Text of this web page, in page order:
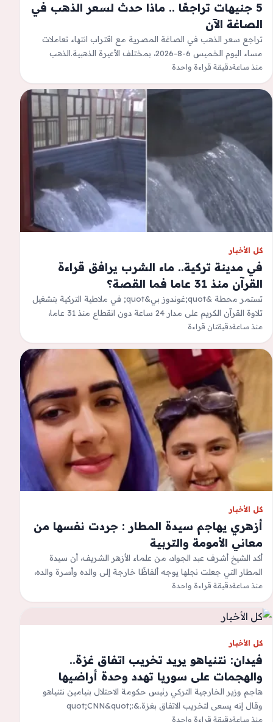
5 جنيهات تراجعًا .. ماذا حدث لسعر الذهب في
الصاغة الآن
تراجع سعر الذهب في الصاغة المصرية مع اقتراب انتهاء تعاملات
مساء اليوم الخميس 6-8-2026، بمختلف الأعيرة الذهبية.الذهب
يتراجعوفقد سعر جرام الذهب 5…
منذ ساعةدقيقة قراءة واحدة
كل الأخبار
في مدينة تركية.. ماء الشرب يرافق قراءة
القرآن منذ 31 عاما فما القصة؟
تستمر محطة &quot;غوندوز بي&quot; في ملاطية التركية بتشغيل
تلاوة القرآن الكريم على مدار 24 ساعة دون انقطاع منذ 31 عاما،
حيث تزود…
منذ ساعةدقيقتان قراءة
كل الأخبار
أزهري يهاجم سيدة المطار : جردت نفسها من
معاني الأمومة والتربية
أكد الشيخ أشرف عبد الجواد، من علماء الأزهر الشريف، أن سيدة
المطار التي جعلت نجلها يوجه ألفاظًا خارجة إلى والده وأسرة والده،
…
منذ ساعةدقيقة قراءة واحدة
كل الأخبار
فيدان: نتنياهو يريد تخريب اتفاق غزة..
والهجمات على سوريا تهدد وحدة أراضيها
هاجم وزير الخارجية التركي رئيس حكومة الاحتلال بنيامين نتنياهو
وقال إنه يسعى لتخريب الاتفاق بغزة.&quot;CNN&quot;:
&quot;إسرائيل&quot; تحاول التأثير على ترامب بمعلومات
منذ ساعةدقيقة قراءة واحدة